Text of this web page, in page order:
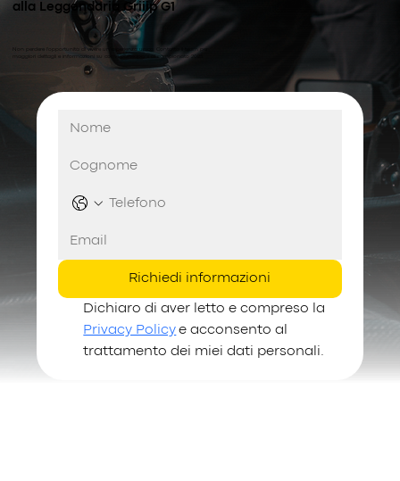
alla Leggendaria Griiip G1
Non perdere l'opportunità di vivere un'esperienza unica. Contatta il team per
maggiori dettagli e informazioni su come partecipare al campionato 2025.
Richiedi informazioni
Privacy Policy e acconsento al
trattamento dei miei dati personali.